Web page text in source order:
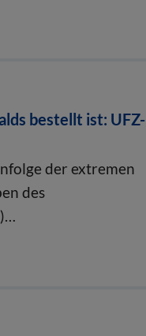
bestellt ist: UFZ-
der extremen
des